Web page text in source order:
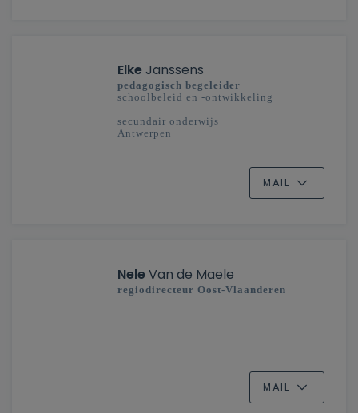
Elke Janssens
pedagogisch begeleider
schoolbeleid en -ontwikkeling
secundair onderwijs
Antwerpen
MAIL
NeleVan de Maele
regiodirecteur Oost-Vlaanderen
MAIL